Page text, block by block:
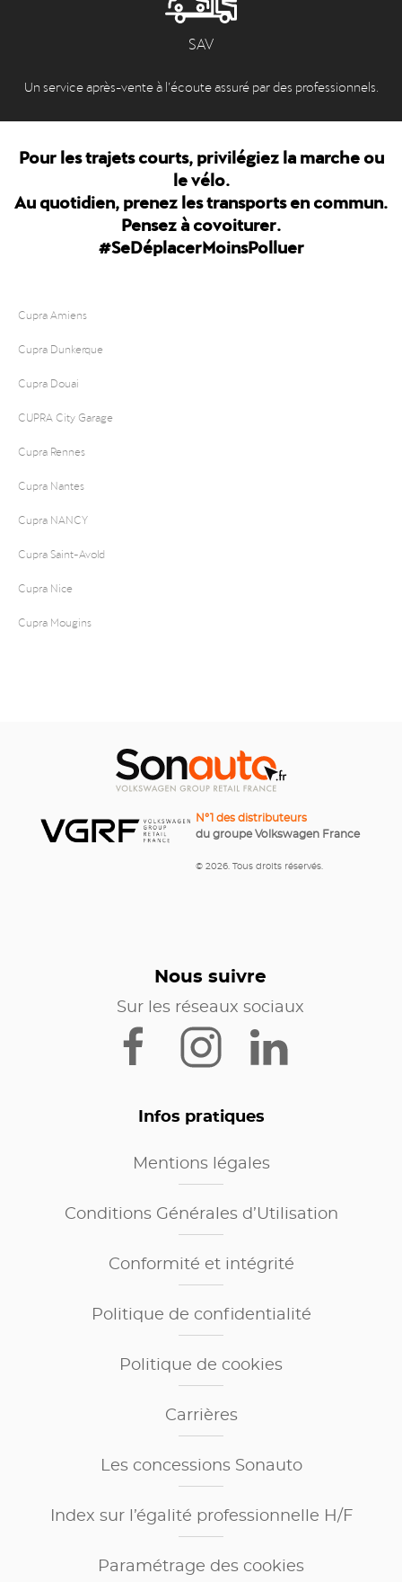
SAV
Un service après-vente à l’écoute assuré par des professionnels.
Pour les trajets courts, privilégiez la marche ou
le vélo.
Au quotidien, prenez les transports en commun.
Pensez à covoiturer.
#SeDéplacerMoinsPolluer
Cupra Amiens
Cupra Dunkerque
Cupra Douai
CUPRA City Garage
Cupra Rennes
Cupra Nantes
Cupra NANCY
Cupra Saint-Avold
Cupra Nice
Cupra Mougins
N°1 des distributeurs
du groupe Volkswagen France
© 2026. Tous droits réservés.
Nous suivre
Sur les réseaux sociaux
Infos pratiques
Mentions légales
Conditions Générales d’Utilisation
Conformité et intégrité
Politique de confidentialité
Politique de cookies
Carrières
Les concessions Sonauto
Index sur l’égalité professionnelle H/F
Paramétrage des cookies